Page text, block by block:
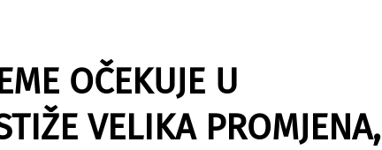
OČEKUJE U
VELIKA PROMJENA,